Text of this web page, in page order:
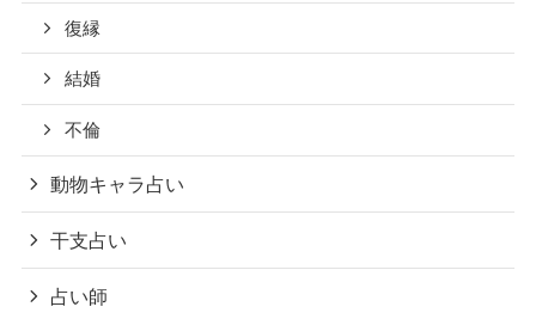
復縁
結婚
不倫
動物キャラ占い
干支占い
占い師